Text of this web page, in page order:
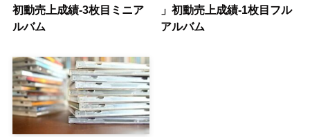
初動売上成績-3枚目ミニア
ルバム
」初動売上成績-1枚目フル
アルバム